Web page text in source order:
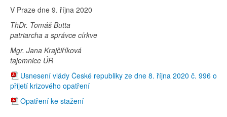
V Praze dne 9. října 2020
ThDr. Tomáš Butta
patriarcha a správce církve
Mgr. Jana Krajčiříková
tajemnice ÚR
Usnesení vlády České republiky ze dne 8. října 2020 č. 996 o
přijetí krizového opatření
Opatření ke stažení